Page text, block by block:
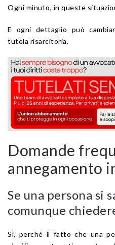
Ogni minuto, in queste
E ogni dettaglio può
tutela risarcitoria.
Domande
annegamento
Se una persona si
comunque
Sì, perché il fatto che una